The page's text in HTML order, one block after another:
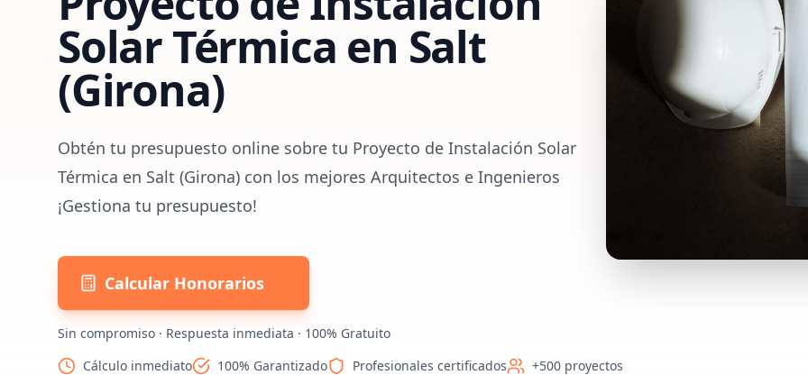
Solar Térmica en Salt
(Girona)
Obtén tu presupuesto online sobre tu Proyecto de Instalación Solar
Térmica en Salt (Girona) con los mejores Arquitectos e Ingenieros
¡Gestiona tu presupuesto!
Calcular Honorarios
Sin compromiso · Respuesta inmediata · 100% Gratuito
Cálculo inmediato
100% Garantizado Profesionales certificados +500 proyectos